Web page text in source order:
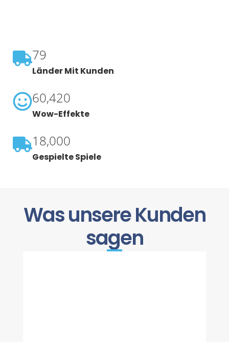
Länder Mit Kunden
79
Wow-Effekte
60,420
Gespielte Spiele
18,000
Was unsere Kunden
sagen